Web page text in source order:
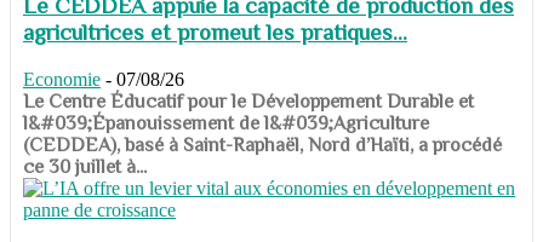
Le CEDDEA appuie la capacité de production des
agricultrices et promeut les pratiques...
Economie - 07/08/26
​​​​​​​Le Centre Éducatif pour le Développement Durable et
l&#039;Épanouissement de l&#039;Agriculture
(CEDDEA), basé à Saint-Raphaël, Nord d’Haïti, a procédé
ce 30 juillet à...